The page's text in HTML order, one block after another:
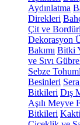
Aydınlatma
Direkleri
Çit ve
Dekorasyon
Bakımı Bitki
ve Sıvı
Sebze
Besinleri
Bitkileri Dış
Aşılı Meyve
Bitkileri